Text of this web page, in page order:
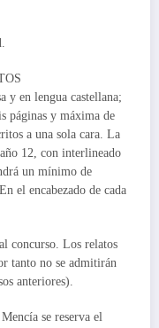
y en lengua castellana;
páginas y máxima de
a una sola cara. La
12, con interlineado
un mínimo de
el encabezado de cada
concurso. Los relatos
tanto no se admitirán
anteriores).
se reserva el